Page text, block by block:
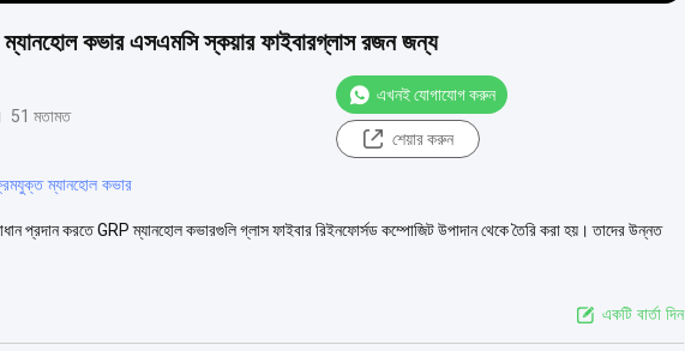
কভার এসএমসি স্কয়ার ফাইবারগ্লাস রজন জন্য
51 মতামত
এখনই যোগাযোগ করুন
শেয়ার করুন
ম্যানহোল কভার
প্রদান করতে GRP ম্যানহোল কভারগুলি গ্লাস ফাইবার রিইনফোর্সড কম্পোজিট উপাদান থেকে তৈরি করা হয়। তাদের উন্নত
একটি বার্তা দিন